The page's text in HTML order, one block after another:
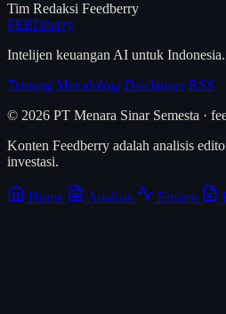
Tim Redaksi Feedberry
FEEDberry
Intelijen keuangan AI untuk Indonesia.
Tentang Metodologi Disclaimer RSS
© 2026 PT Menara Sinar Semesta ·
Konten Feedberry adalah analisis
investasi.
Home Analisis Emiten